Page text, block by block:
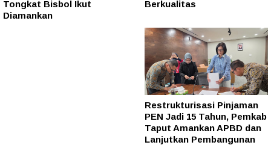
Tongkat Bisbol Ikut
Diamankan
Berkualitas
Restrukturisasi Pinjaman
PEN Jadi 15 Tahun, Pemkab
Taput Amankan APBD dan
Lanjutkan Pembangunan